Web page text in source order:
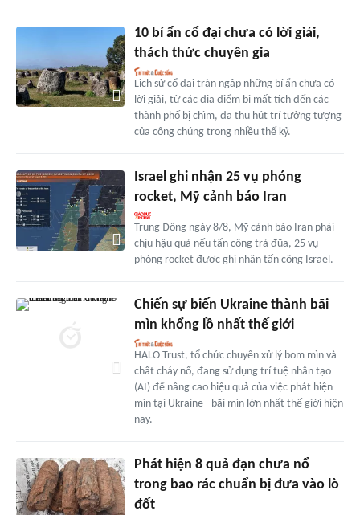
10 bí ẩn cổ đại chưa có lời giải,
thách thức chuyên gia
Lịch sử cổ đại tràn ngập những bí ẩn chưa có
lời giải, từ các địa điểm bị mất tích đến các
thành phố bị chìm, đã thu hút trí tưởng tượng
của công chúng trong nhiều thế kỷ.
Israel ghi nhận 25 vụ phóng
rocket, Mỹ cảnh báo Iran
Trung Đông ngày 8/8, Mỹ cảnh báo Iran phải
chịu hậu quả nếu tấn công trả đũa, 25 vụ
phóng rocket được ghi nhận tấn công Israel.
Chiến sự biến Ukraine thành bãi
mìn khổng lồ nhất thế giới
HALO Trust, tổ chức chuyên xử lý bom mìn và
chất cháy nổ, đang sử dụng trí tuệ nhân tạo
(AI) để nâng cao hiệu quả của việc phát hiện
mìn tại Ukraine - bãi mìn lớn nhất thế giới hiện
nay.
Phát hiện 8 quả đạn chưa nổ
trong bao rác chuẩn bị đưa vào lò
đốt